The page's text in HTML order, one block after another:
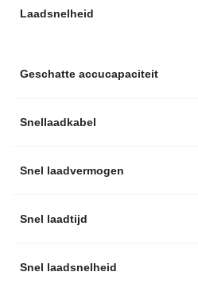
Laadsnelheid
Geschatte accucapaciteit
Snellaadkabel
Snel laadvermogen
Snel laadtijd
Snel laadsnelheid